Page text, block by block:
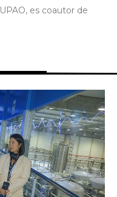
es coautor de